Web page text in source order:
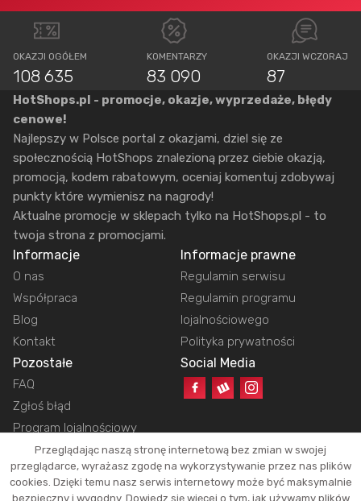
OKAZJI OGÓŁEM
108 635
KOMENTARZY
83 090
OKAZJI WCZORAJ
87
HotShops.pl - promocje, okazje, wyprzedaże, błędy
cenowe!
Najlepszy w Polsce portal z okazjami, dziel się ze
społecznością HotShops znalezioną przez ciebie okazją,
promocją, kodem rabatowym, oceniaj komentuj zdobywaj
punkty które wymienisz na nagrody!
Aktualne promocje w sklepach tylko na HotShops.pl - to
twoja strona z promocjami.
Informacje
O nas
Współpraca
Blog
Kontakt
Informacje prawne
Regulamin serwisu
Regulamin programu
lojalnościowego
Polityka prywatności
Pozostałe
FAQ
Zgłoś błąd
Program lojalnościowy
Social Media
Copyright © 2026 HotShops.pl - Wszelkie prawa zastrzeżone.
Przeglądając naszą stronę internetową bez zmian w swojej
przeglądarce, wyrażasz zgodę na wykorzystywanie przez nas plików
cookies. Dzięki temu nasz serwis internetowy może być maksymalnie
bezpieczny i wygodny. Dowiedz się więcej o tym, jak używamy plików